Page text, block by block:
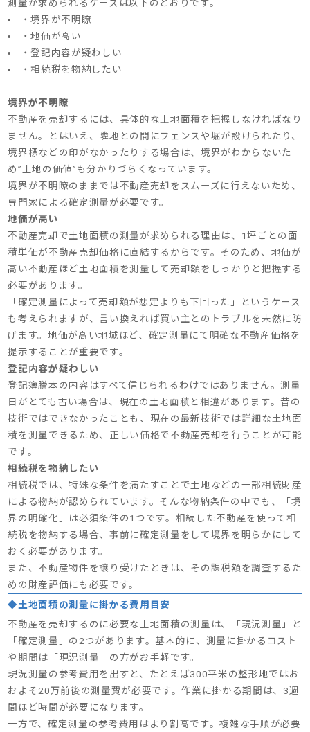
測量が求められるケースは以下のとおりです。
・境界が不明瞭
・地価が高い
・登記内容が疑わしい
・相続税を物納したい
境界が不明瞭
不動産を売却するには、具体的な土地面積を把握しなければなり
ません。とはいえ、隣地との間にフェンスや堀が設けられたり、
境界標などの印がなかったりする場合は、境界がわからないた
め”土地の価値”も分かりづらくなっています。
境界が不明瞭のままでは不動産売却をスムーズに行えないため、
専門家による確定測量が必要です。
地価が高い
不動産売却で土地面積の測量が求められる理由は、1坪ごとの面
積単価が不動産売却価格に直結するからです。そのため、地価が
高い不動産ほど土地面積を測量して売却額をしっかりと把握する
必要があります。
「確定測量によって売却額が想定よりも下回った」というケース
も考えられますが、言い換えれば買い主とのトラブルを未然に防
げます。地価が高い地域ほど、確定測量にて明確な不動産価格を
提示することが重要です。
登記内容が疑わしい
登記簿謄本の内容はすべて信じられるわけではありません。測量
日がとても古い場合は、現在の土地面積と相違があります。昔の
技術ではできなかったことも、現在の最新技術では詳細な土地面
積を測量できるため、正しい価格で不動産売却を行うことが可能
です。
相続税を物納したい
相続税では、特殊な条件を満たすことで土地などの一部相続財産
による物納が認められています。そんな物納条件の中でも、「境
界の明確化」は必須条件の1つです。相続した不動産を使って相
続税を物納する場合、事前に確定測量をして境界を明らかにして
おく必要があります。
また、不動産物件を譲り受けたときは、その課税額を調査するた
めの財産評価にも必要です。
◆土地面積の測量に掛かる費用目安
不動産を売却するのに必要な土地面積の測量は、「現況測量」と
「確定測量」の2つがあります。基本的に、測量に掛かるコスト
や期間は「現況測量」の方がお手軽です。
現況測量の参考費用を出すと、たとえば300平米の整形地ではお
およそ20万前後の測量費が必要です。作業に掛かる期間は、3週
間ほど時間が必要になります。
一方で、確定測量の参考費用はより割高です。複雑な手順が必要